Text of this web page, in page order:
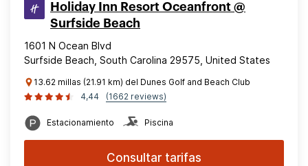
Holiday Inn Resort Oceanfront @
Surfside Beach
1601 N Ocean Blvd
Surfside Beach, South Carolina 29575, United States
13.62 millas (21.91 km) del Dunes Golf and Beach Club
4,44
(1662 reviews)
Estacionamiento Piscina
Consultar tarifas